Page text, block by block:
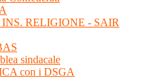
RELIGIONE - SAIR
sindacale
con i DSGA